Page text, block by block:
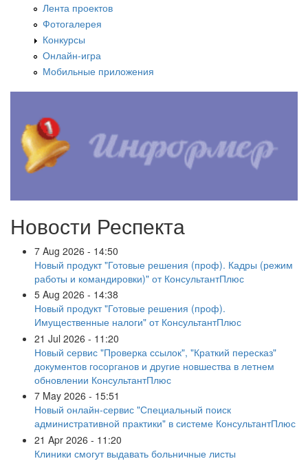
Лента проектов
Фотогалерея
Конкурсы
Онлайн-игра
Мобильные приложения
Новости Респекта
7 Aug 2026 - 14:50
Новый продукт "Готовые решения (проф). Кадры (режим
работы и командировки)" от КонсультантПлюс
5 Aug 2026 - 14:38
Новый продукт "Готовые решения (проф).
Имущественные налоги" от КонсультантПлюс
21 Jul 2026 - 11:20
Новый сервис "Проверка ссылок", "Краткий пересказ"
документов госорганов и другие новшества в летнем
обновлении КонсультантПлюс
7 May 2026 - 15:51
Новый онлайн-сервис "Специальный поиск
административной практики" в системе КонсультантПлюс
21 Apr 2026 - 11:20
Клиники смогут выдавать больничные листы